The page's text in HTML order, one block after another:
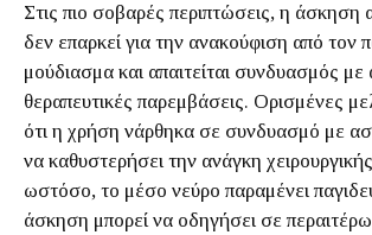
Στις πιο σοβαρές περιπτώσεις, η άσκηση
δεν επαρκεί για την ανακούφιση από τον
μούδιασμα και απαιτείται συνδυασμός με
θεραπευτικές παρεμβάσεις. Ορισμένες
ότι η χρήση νάρθηκα σε συνδυασμό με
να καθυστερήσει την ανάγκη
ωστόσο, το μέσο νεύρο παραμένει
άσκηση μπορεί να οδηγήσει σε